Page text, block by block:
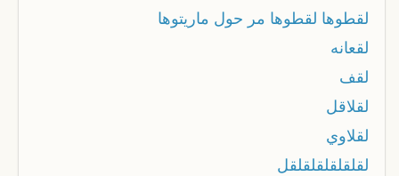
لقطوها لقطوها مر حول ماريتوها
لقعانه
لقف
لقلاقل
لقلاوي
لقلقلقلقلقلقل